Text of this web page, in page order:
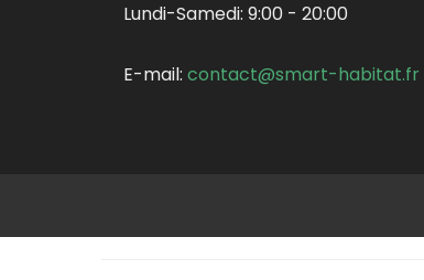
Lundi-Samedi: 9:00 - 20:00
E-mail: contact@smart-habitat.fr